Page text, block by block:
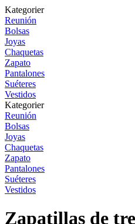
Kategorier
Reunión
Bolsas
Joyas
Chaquetas
Zapato
Pantalones
Suéteres
Vestidos
Kategorier
Reunión
Bolsas
Joyas
Chaquetas
Zapato
Pantalones
Suéteres
Vestidos
Zapatillas de